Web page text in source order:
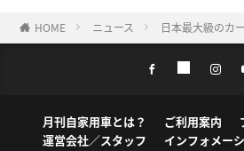
HOME ニュース 日本最大級のカ
月刊自家用車とは？ ご利用案内
運営会社／スタッフ
インフォメー